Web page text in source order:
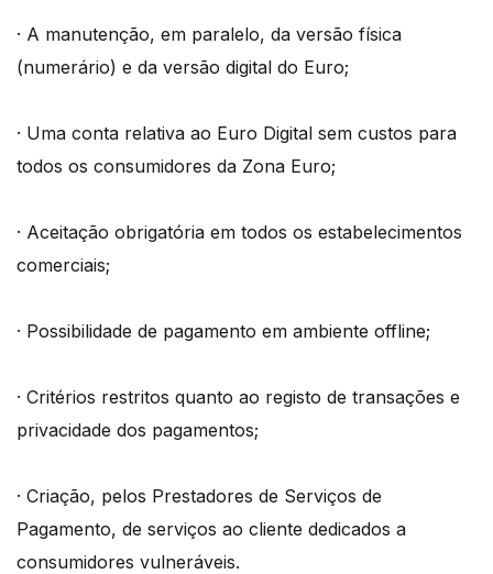
· A manutenção, em paralelo, da versão física
(numerário) e da versão digital do Euro;
· Uma conta relativa ao Euro Digital sem custos para
todos os consumidores da Zona Euro;
· Aceitação obrigatória em todos os estabelecimentos
comerciais;
· Possibilidade de pagamento em ambiente offline;
· Critérios restritos quanto ao registo de transações e
privacidade dos pagamentos;
· Criação, pelos Prestadores de Serviços de
Pagamento, de serviços ao cliente dedicados a
consumidores vulneráveis.